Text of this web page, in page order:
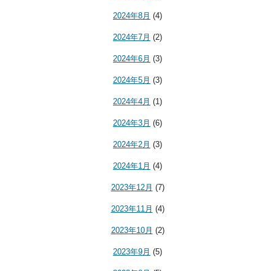
2024年8月 (4)
2024年7月 (2)
2024年6月 (3)
2024年5月 (3)
2024年4月 (1)
2024年3月 (6)
2024年2月 (3)
2024年1月 (4)
2023年12月 (7)
2023年11月 (4)
2023年10月 (2)
2023年9月 (5)